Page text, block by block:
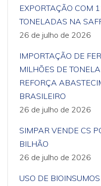
EXPORTAÇÃO COM
TONELADAS NA
26 de julho de 2026
IMPORTAÇÃO DE
MILHÕES DE
REFORÇA
BRASILEIRO
26 de julho de 2026
SIMPAR VENDE CS
BILHÃO
26 de julho de 2026
USO DE